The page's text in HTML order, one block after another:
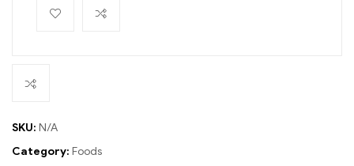
SKU: N/A
Category: Foods